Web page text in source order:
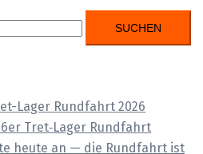
Lager Rundfahrt 2026
Tret‑Lager Rundfahrt
heute an — die Rundfahrt ist